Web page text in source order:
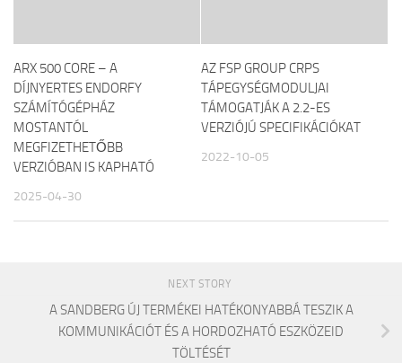
ARX 500 CORE – A
DÍJNYERTES ENDORFY
SZÁMÍTÓGÉPHÁZ
MOSTANTÓL
MEGFIZETHETŐBB
VERZIÓBAN IS KAPHATÓ
2025-04-30
AZ FSP GROUP CRPS
TÁPEGYSÉGMODULJAI
TÁMOGATJÁK A 2.2-ES
VERZIÓJÚ SPECIFIKÁCIÓKAT
2022-10-05
NEXT STORY
A SANDBERG ÚJ TERMÉKEI HATÉKONYABBÁ TESZIK A
KOMMUNIKÁCIÓT ÉS A HORDOZHATÓ ESZKÖZEID
TÖLTÉSÉT